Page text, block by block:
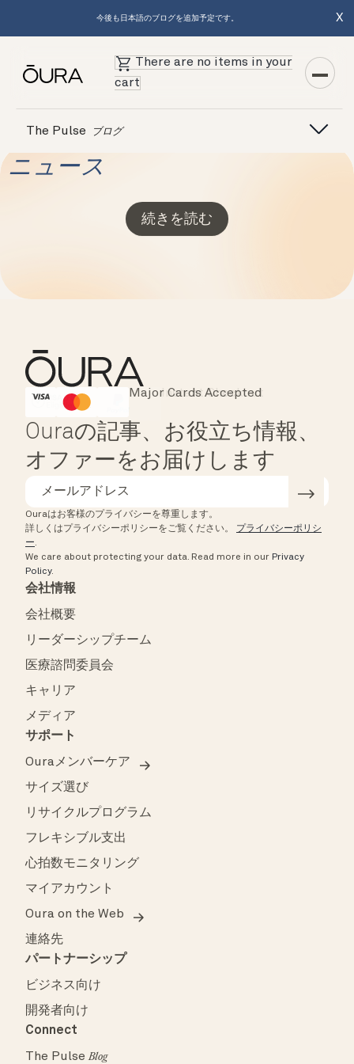
今後も日本語のブログを追加予定です。 X
There are no items in your
cart
The Pulse ブログ
ニュース
続きを読む
HSA/FSA Eligible
Instant Checkout
Major Cards Accepted
Ouraの記事、お役立ち情報、
オファーをお届けします
Ouraはお客様のプライバシーを尊重します。
詳しくはプライバシーポリシーをご覧ください。 プライバシーポリシ
ー.
We care about protecting your data. Read more in our Privacy
Policy.
会社情報
会社概要
リーダーシップチーム
医療諮問委員会
キャリア
メディア
サポート
Ouraメンバーケア
サイズ選び
リサイクルプログラム
フレキシブル支出
心拍数モニタリング
マイアカウント
Oura on the Web
連絡先
パートナーシップ
ビジネス向け
開発者向け
Connect
The PulseBlog